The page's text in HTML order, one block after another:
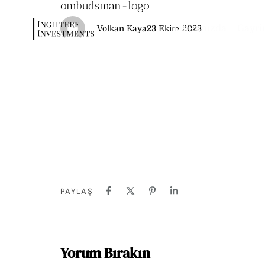
Hakkımızda
ombudsman-logo
Yazar
Volkan Kaya
Yayın
Tarihi
23 Ekim 2023
Kategori
PAYLAŞ
Yorum Bırakın